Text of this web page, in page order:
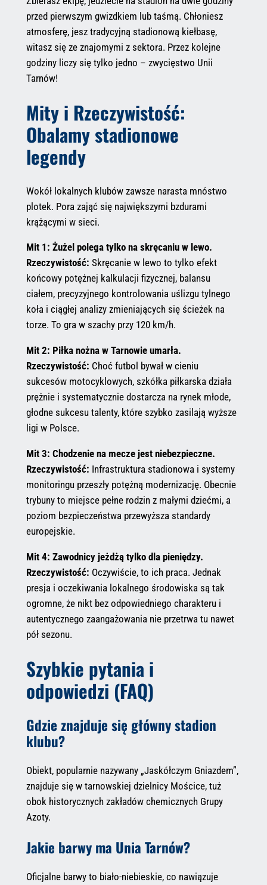
przed pierwszym gwizdkiem lub taśmą. Chłoniesz
atmosferę, jesz tradycyjną stadionową kiełbasę,
witasz się ze znajomymi z sektora. Przez kolejne
godziny liczy się tylko jedno – zwycięstwo Unii
Tarnów!
Mity i Rzeczywistość:
Obalamy stadionowe
legendy
Wokół lokalnych klubów zawsze narasta mnóstwo
plotek. Pora zająć się największymi bzdurami
krążącymi w sieci.
Mit 1: Żużel polega tylko na skręcaniu w lewo.
Rzeczywistość: Skręcanie w lewo to tylko efekt
końcowy potężnej kalkulacji fizycznej, balansu
ciałem, precyzyjnego kontrolowania uślizgu tylnego
koła i ciągłej analizy zmieniających się ścieżek na
torze. To gra w szachy przy 120 km/h.
Mit 2: Piłka nożna w Tarnowie umarła.
Rzeczywistość: Choć futbol bywał w cieniu
sukcesów motocyklowych, szkółka piłkarska działa
prężnie i systematycznie dostarcza na rynek młode,
głodne sukcesu talenty, które szybko zasilają wyższe
ligi w Polsce.
Mit 3: Chodzenie na mecze jest niebezpieczne.
Rzeczywistość: Infrastruktura stadionowa i systemy
monitoringu przeszły potężną modernizację. Obecnie
trybuny to miejsce pełne rodzin z małymi dziećmi, a
poziom bezpieczeństwa przewyższa standardy
europejskie.
Mit 4: Zawodnicy jeżdżą tylko dla pieniędzy.
Rzeczywistość: Oczywiście, to ich praca. Jednak
presja i oczekiwania lokalnego środowiska są tak
ogromne, że nikt bez odpowiedniego charakteru i
autentycznego zaangażowania nie przetrwa tu nawet
pół sezonu.
Szybkie pytania i
odpowiedzi (FAQ)
Gdzie znajduje się główny stadion
klubu?
Obiekt, popularnie nazywany „Jaskółczym Gniazdem”,
znajduje się w tarnowskiej dzielnicy Mościce, tuż
obok historycznych zakładów chemicznych Grupy
Azoty.
Jakie barwy ma Unia Tarnów?
Oficjalne barwy to biało-niebieskie, co nawiązuje